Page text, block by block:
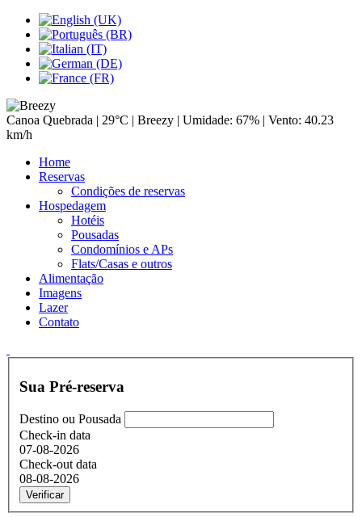
Canoa Quebrada | 29°C | Breezy | Umidade: 67% | Vento: 40.23
km/h
Home
Reservas
Condições de reservas
Hospedagem
Hotéis
Pousadas
Condomínios e APs
Flats/Casas e outros
Alimentação
Imagens
Lazer
Contato
Sua Pré-reserva
Destino ou Pousada
Check-in data
07-08-2026
Check-out data
08-08-2026
Verificar